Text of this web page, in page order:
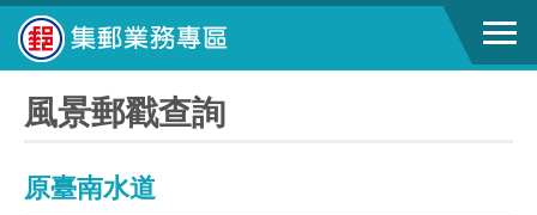
風景郵戳查詢
原臺南水道